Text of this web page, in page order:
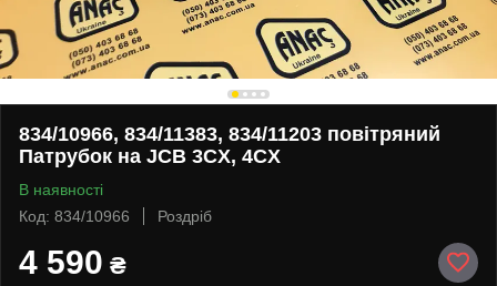
834/10966, 834/11383, 834/11203 повітряний
Патрубок на JCB 3CX, 4CX
В наявності
Код: 834/10966
Роздріб
4 590 ₴